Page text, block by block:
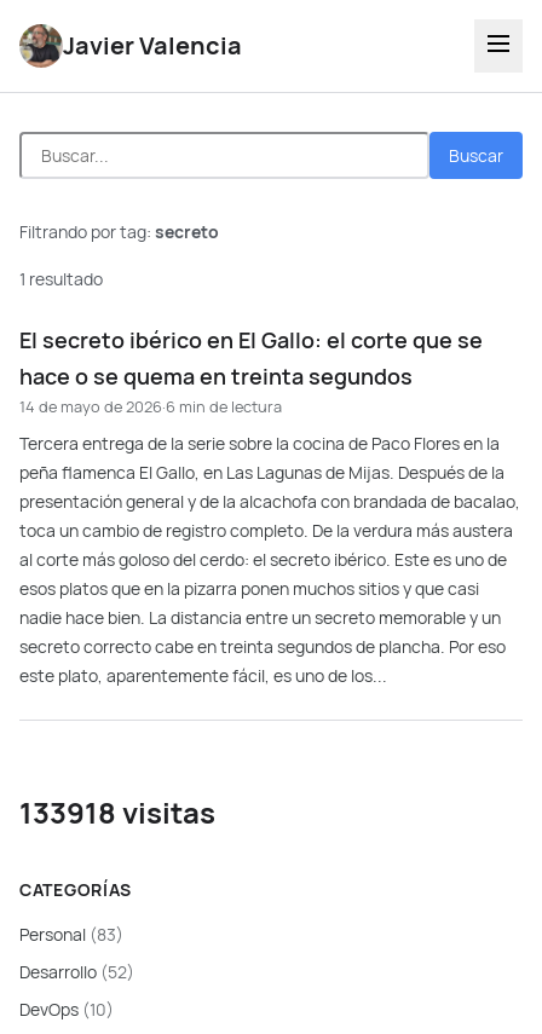
Javier Valencia
Buscar
Filtrando por tag: secreto
1 resultado
El secreto ibérico en El Gallo: el corte que se
hace o se quema en treinta segundos
14 de mayo de 2026·6 min de lectura
Tercera entrega de la serie sobre la cocina de Paco Flores en la
peña flamenca El Gallo, en Las Lagunas de Mijas. Después de la
presentación general y de la alcachofa con brandada de bacalao,
toca un cambio de registro completo. De la verdura más austera
al corte más goloso del cerdo: el secreto ibérico. Este es uno de
esos platos que en la pizarra ponen muchos sitios y que casi
nadie hace bien. La distancia entre un secreto memorable y un
secreto correcto cabe en treinta segundos de plancha. Por eso
este plato, aparentemente fácil, es uno de los...
133918 visitas
CATEGORÍAS
Personal (83)
Desarrollo (52)
DevOps (10)